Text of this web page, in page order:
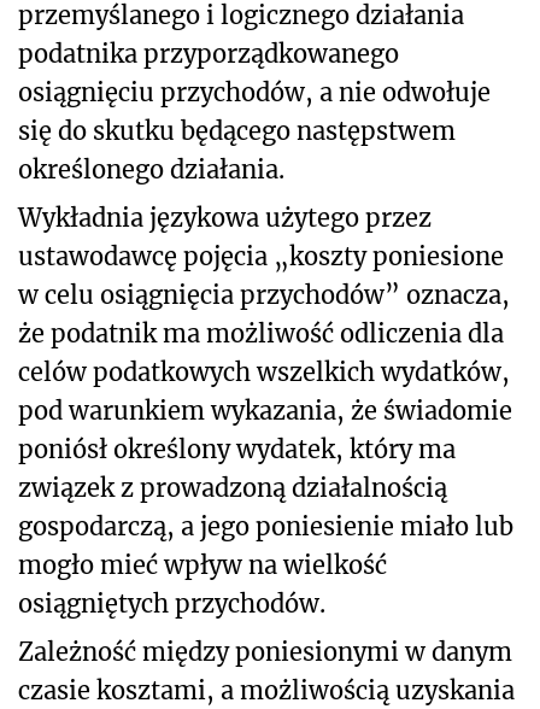
przemyślanego i logicznego działania
podatnika przyporządkowanego
osiągnięciu przychodów, a nie odwołuje
się do skutku będącego następstwem
określonego działania.
Wykładnia językowa użytego przez
ustawodawcę pojęcia „koszty poniesione
w celu osiągnięcia przychodów” oznacza,
że podatnik ma możliwość odliczenia dla
celów podatkowych wszelkich wydatków,
pod warunkiem wykazania, że świadomie
poniósł określony wydatek, który ma
związek z prowadzoną działalnością
gospodarczą, a jego poniesienie miało lub
mogło mieć wpływ na wielkość
osiągniętych przychodów.
Zależność między poniesionymi w danym
czasie kosztami, a możliwością uzyskania